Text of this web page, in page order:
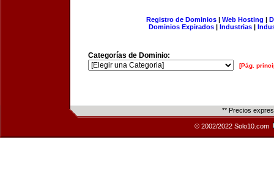
Registro de Dominios| Web Hosting |
Dominios Expirados | Industrias |
Categorías de Dominio:
[Pág.
** Precios
© 2002/2022 Solo10.com